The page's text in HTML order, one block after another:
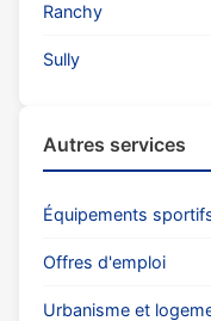
Ranchy
Sully
Autres services
Équipements
Offres d'emploi
Urbanisme et